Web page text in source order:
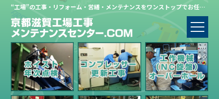
“工場”の工事・リフォーム・営繕・メンテナンスをワンストップでお任せください。